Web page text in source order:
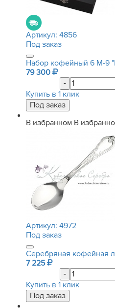
Артикул: 4856
Под заказ
Набор кофейный 6 М-9
79 300
-
Купить в 1 клик
В избранном В
Артикул: 4972
Под заказ
Серебряная кофейная
7 225
-
Купить в 1 клик